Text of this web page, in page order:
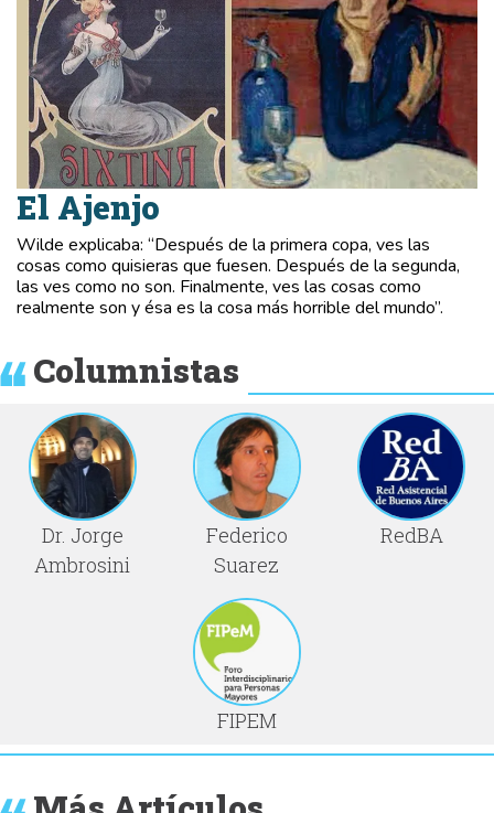
El Ajenjo
Wilde explicaba: “Después de la primera copa, ves las
cosas como quisieras que fuesen. Después de la segunda,
las ves como no son. Finalmente, ves las cosas como
realmente son y ésa es la cosa más horrible del mundo”.
Columnistas
Dr. Jorge
Ambrosini
Federico
Suarez
RedBA
FIPEM